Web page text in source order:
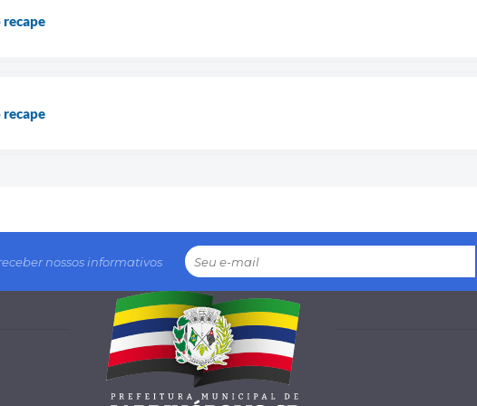
nossos informativos